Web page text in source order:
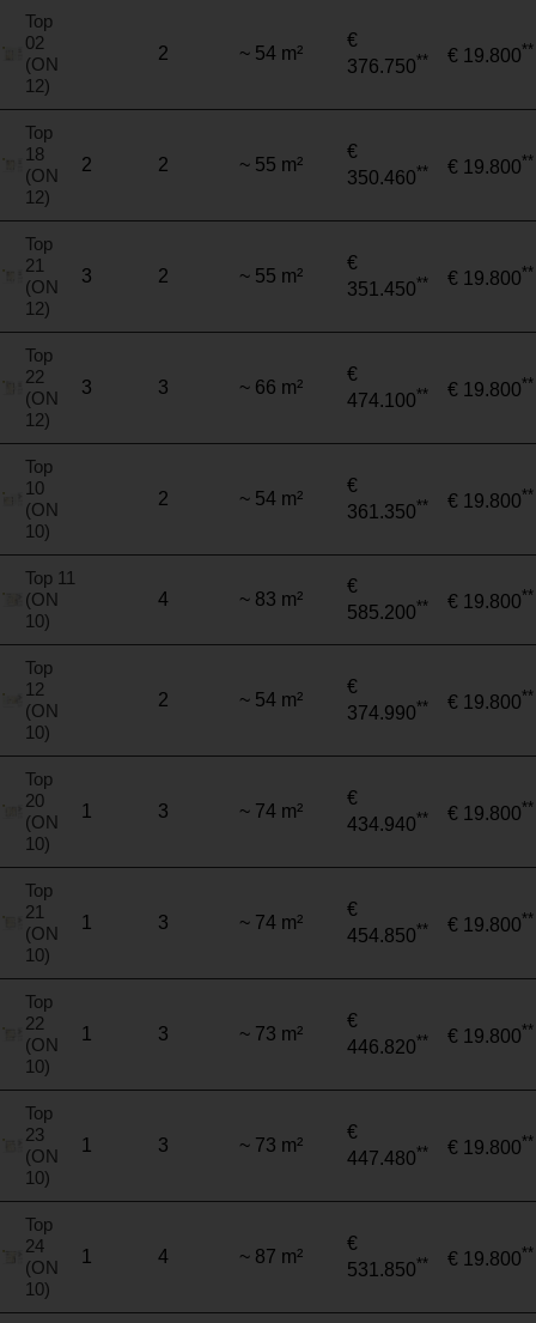
Top
02
(ON
12)
2 ~ 54 m²
€
376.750** € 19.800**
Top
18
(ON
12)
2 2 ~ 55 m²
€
350.460** € 19.800**
Top
21
(ON
12)
3 2 ~ 55 m²
€
351.450** € 19.800**
Top
22
(ON
12)
3 3 ~ 66 m²
€
474.100** € 19.800**
Top
10
(ON
10)
2 ~ 54 m²
€
361.350** € 19.800**
Top 11
(ON
10)
4 ~ 83 m²
€
585.200** € 19.800**
Top
12
(ON
10)
2 ~ 54 m²
€
374.990** € 19.800**
Top
20
(ON
10)
1 3 ~ 74 m²
€
434.940** € 19.800**
Top
21
(ON
10)
1 3 ~ 74 m²
€
454.850** € 19.800**
Top
22
(ON
10)
1 3 ~ 73 m²
€
446.820** € 19.800**
Top
23
(ON
10)
1 3 ~ 73 m²
€
447.480** € 19.800**
Top
24
(ON
10)
1 4 ~ 87 m²
€
531.850** € 19.800**